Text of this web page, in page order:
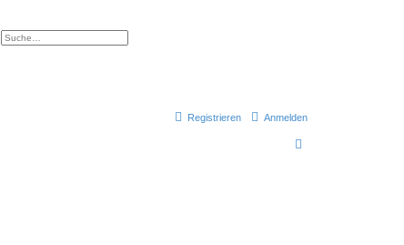
Erweiterte Suche
Anmelden
Registrieren